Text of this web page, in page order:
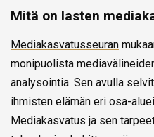
Mitä on lasten
Mediakasvatusseuran
monipuolista
analysointia. Sen avulla
ihmisten elämän eri osa-
Mediakasvatus ja sen